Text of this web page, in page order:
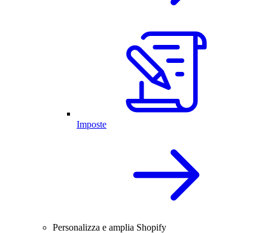
Imposte
Personalizza e amplia Shopify